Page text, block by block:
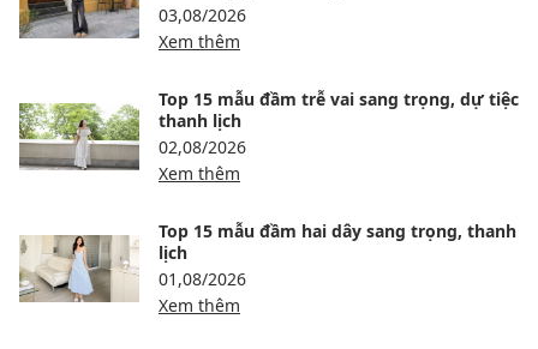
03,08/2026
Xem thêm
Top 15 mẫu đầm trễ vai sang trọng, dự tiệc
thanh lịch
02,08/2026
Xem thêm
Top 15 mẫu đầm hai dây sang trọng, thanh
lịch
01,08/2026
Xem thêm